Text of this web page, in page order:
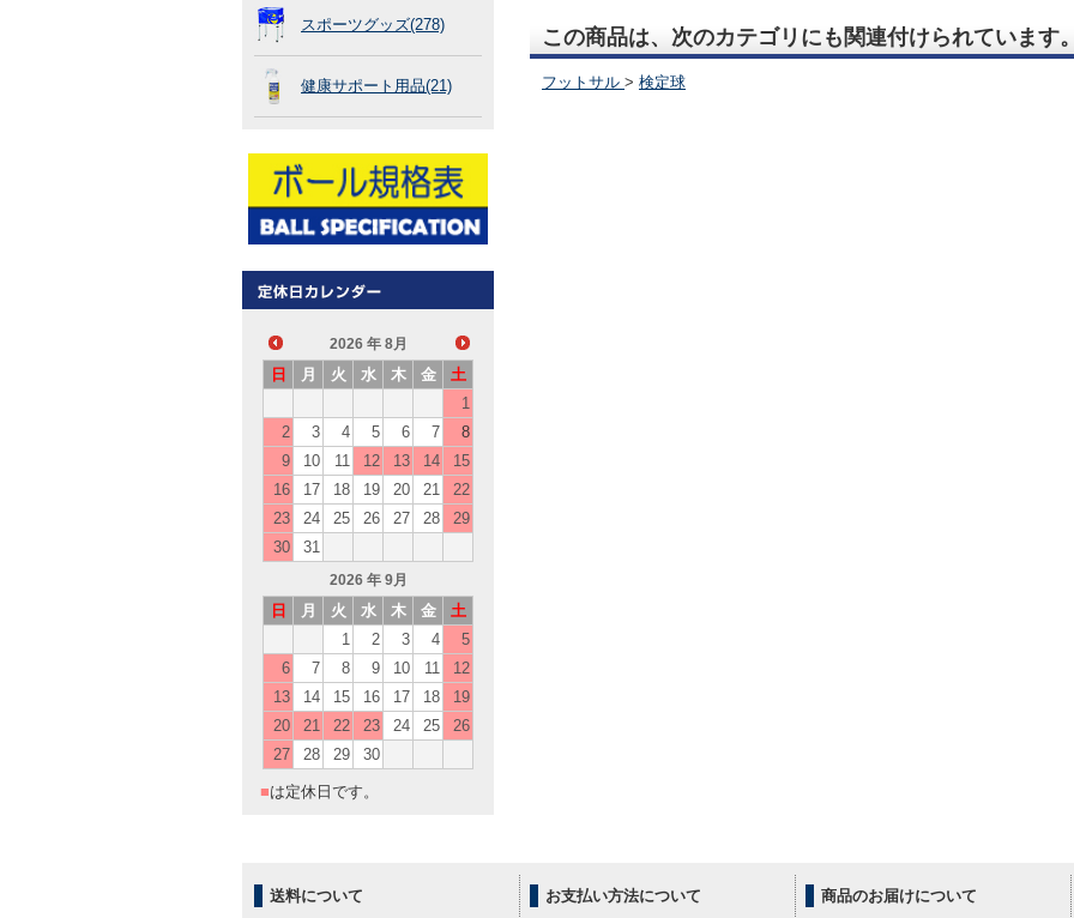
スポーツグッズ(278)
健康サポート用品(21)
2026 年 8月
日 月 火 水 木 金
土
1
2
3 4 5 6 7
8
9
10 11 12 13 14
15
16
17 18 19 20 21
22
23
24 25 26 27 28
29
30
31
2026 年 9月
日 月 火 水 木 金
土
1
2 3 4
5
6
7 8 9 10 11
12
13
14 15 16 17 18
19
20
21 22 23 24 25
26
27
28 29 30
■は定休日です。
この商品は、次のカテゴリにも関連付けられています。
フットサル > 検定球
送料について お支払い方法について 商品のお届けについて